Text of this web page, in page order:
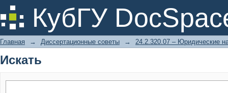
КубГУ
Искать
Главная → Диссертационные советы → 24.2.320.07 – Юридические
Искать